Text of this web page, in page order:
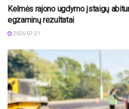
Kelmės rajono ugdymo įstaigų
egzaminų rezultatai
2026-07-21